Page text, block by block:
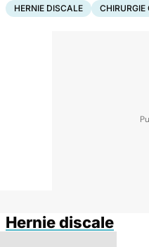
HERNIE DISCALE CHIRURGIE
Hernie discale